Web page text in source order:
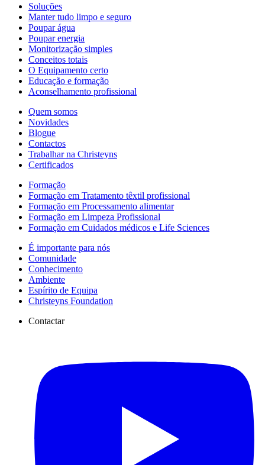
Soluções
Manter tudo limpo e seguro
Poupar água
Poupar energia
Monitorização simples
Conceitos totais
O Equipamento certo
Educação e formação
Aconselhamento profissional
Quem somos
Novidades
Blogue
Contactos
Trabalhar na Christeyns
Certificados
Formação
Formação em Tratamento têxtil profissional
Formação em Processamento alimentar
Formação em Limpeza Profissional
Formação em Cuidados médicos e Life Sciences
É importante para nós
Comunidade
Conhecimento
Ambiente
Espírito de Equipa
Christeyns Foundation
Contactar